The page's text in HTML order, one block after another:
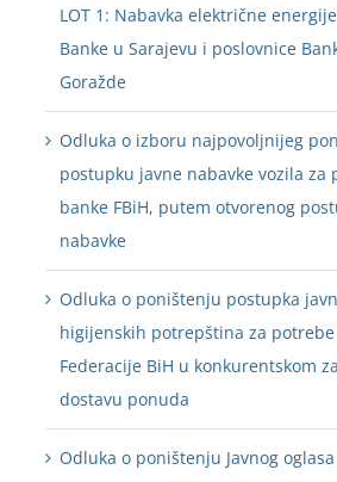
LOT 1: Nabavka električne
Banke u Sarajevu i poslovnice
Goražde
Odluka o izboru najpovoljnijeg
postupku javne nabavke vozila za
banke FBiH, putem otvorenog
nabavke
Odluka o poništenju postupka
higijenskih potrepština za potrebe
Federacije BiH u konkurentskom
dostavu ponuda
Odluka o poništenju Javnog